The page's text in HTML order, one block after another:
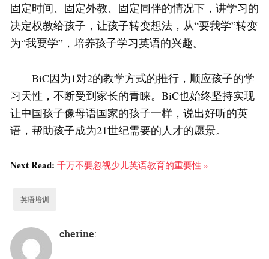
固定时间、固定外教、固定同伴的情况下，讲学习的
决定权教给孩子，让孩子转变想法，从“要我学”转变
为“我要学”，培养孩子学习英语的兴趣。
BiC因为1对2的教学方式的推行，顺应孩子的学
习天性，不断受到家长的青睐。BiC也始终坚持实现
让中国孩子像母语国家的孩子一样，说出好听的英
语，帮助孩子成为21世纪需要的人才的愿景。
Next Read: 千万不要忽视少儿英语教育的重要性 »
英语培训
cherine: